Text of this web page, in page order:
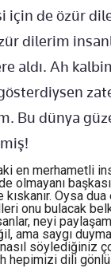
için de özür
dilerim
aldı. Ah
Bu dünya
en merhametli
olmayanı
Oysa
onu bulacak
neyi
saygı
söylediğiniz
hepimizi dili